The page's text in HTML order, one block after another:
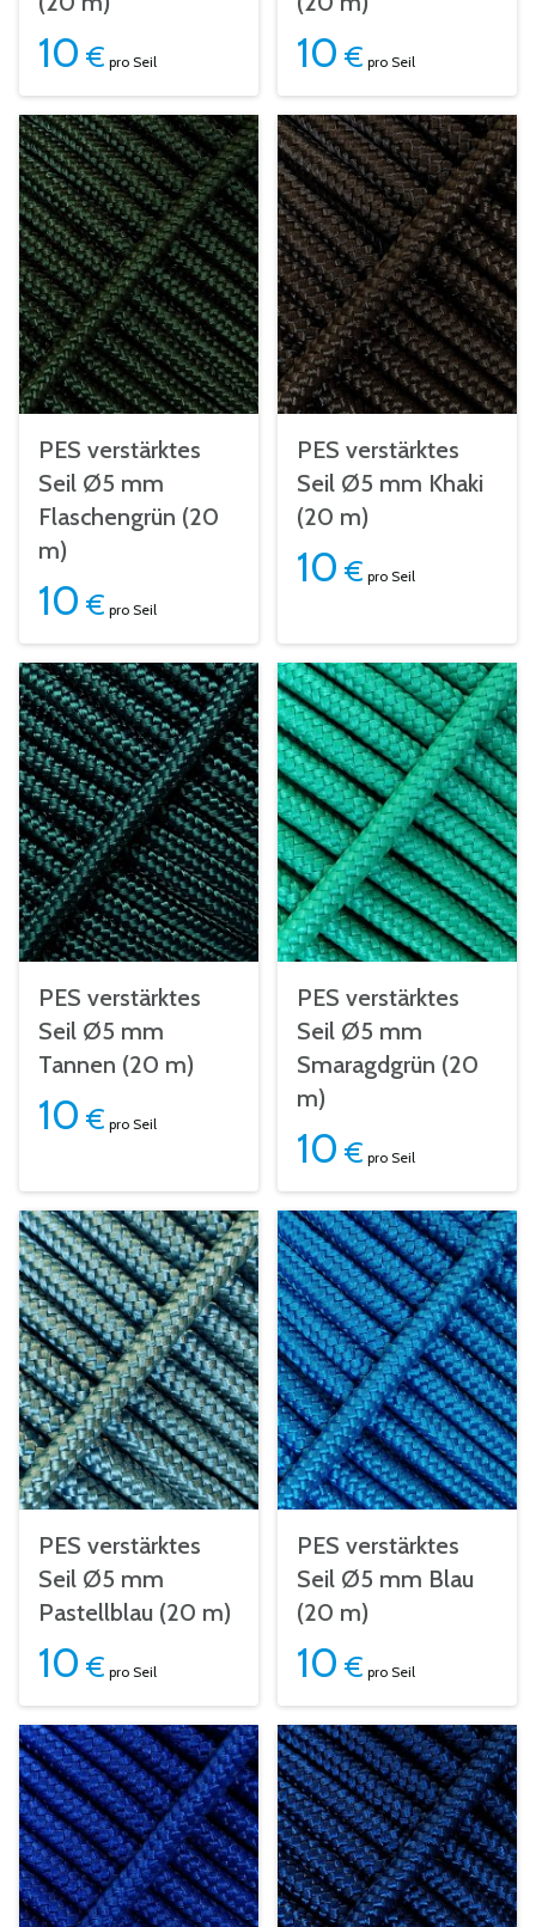
10 € pro Seil 10 € pro Seil
PES verstärktes
Seil Ø5 mm
Flaschengrün (20
m)
10 € pro Seil
PES verstärktes
Seil Ø5 mm Khaki
(20 m)
10 € pro Seil
PES verstärktes
Seil Ø5 mm
Tannen (20 m)
10 € pro Seil
PES verstärktes
Seil Ø5 mm
Smaragdgrün (20
m)
10 € pro Seil
PES verstärktes
Seil Ø5 mm
Pastellblau (20 m)
10 € pro Seil
PES verstärktes
Seil Ø5 mm Blau
(20 m)
10 € pro Seil